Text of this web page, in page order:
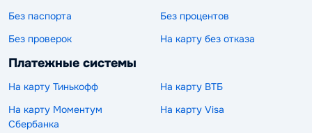
Без паспорта
Без процентов
Без проверок
На карту без отказа
Платежные системы
На карту Тинькофф
На карту ВТБ
На карту Моментум
Сбербанка
На карту Visa